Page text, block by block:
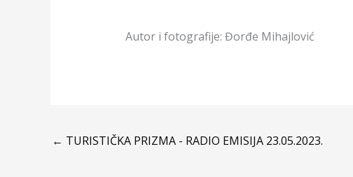
Autor i fotografije: Đorđe Mihajlović
← TURISTIČKA PRIZMA - RADIO EMISIJA 23.05.2023.